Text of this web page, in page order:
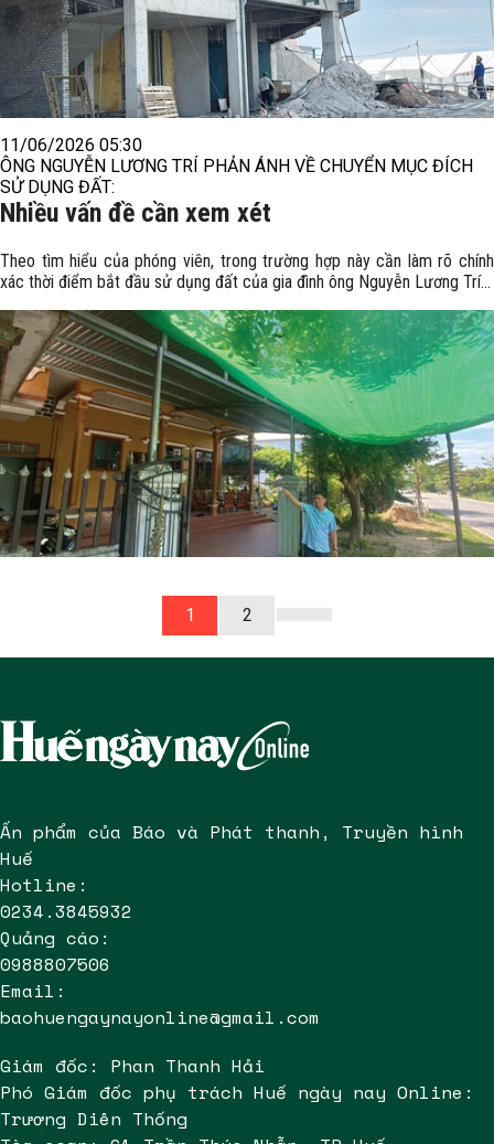
11/06/2026 05:30
ÔNG NGUYỄN LƯƠNG TRÍ PHẢN ÁNH VỀ CHUYỂN MỤC ĐÍCH
SỬ DỤNG ĐẤT:
Nhiều vấn đề cần xem xét
Theo tìm hiểu của phóng viên, trong trường hợp này cần làm rõ chính
xác thời điểm bắt đầu sử dụng đất của gia đình ông Nguyễn Lương Trí...
1 2
Ấn phẩm của Báo và Phát thanh, Truyền hình
Huế
Hotline:
0234.3845932
Quảng cáo:
0988807506
Email:
baohuengaynayonline@gmail.com
Giám đốc: Phan Thanh Hải
Phó Giám đốc phụ trách Huế ngày nay Online:
Trương Diên Thống